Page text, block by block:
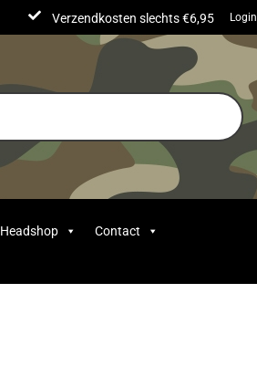
Verzendkosten slechts €6,95 Login
Headshop Contact